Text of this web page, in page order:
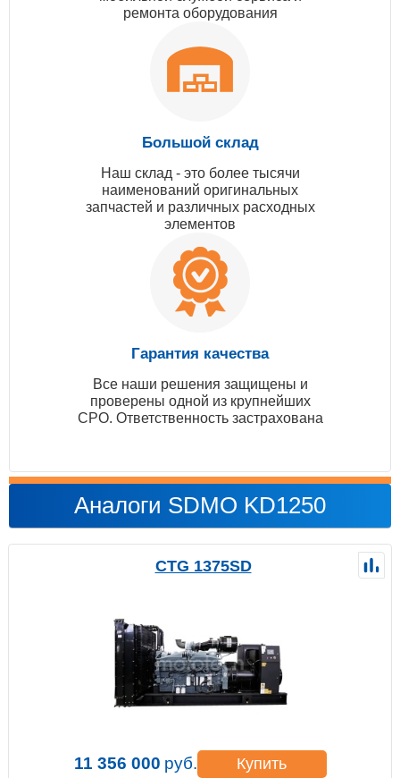
ремонта оборудования
Большой склад
Наш склад - это более тысячи
наименований оригинальных
запчастей и различных расходных
элементов
Гарантия качества
Все наши решения защищены и
проверены одной из крупнейших
СРО. Ответственность застрахована
Аналоги SDMO KD1250
CTG 1375SD
11 356 000 руб. Купить